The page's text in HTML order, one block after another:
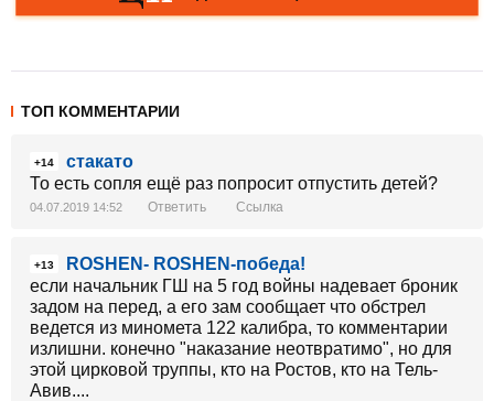
ТОП КОММЕНТАРИИ
+14
стакато
То есть сопля ещё раз попросит отпустить детей?
04.07.2019 14:52 Ответить Ссылка
+13
ROSHEN- ROSHEN-победа!
если начальник ГШ на 5 год войны надевает броник
задом на перед, а его зам сообщает что обстрел
ведется из миномета 122 калибра, то комментарии
излишни. конечно "наказание неотвратимо", но для
этой цирковой труппы, кто на Ростов, кто на Тель-
Авив....